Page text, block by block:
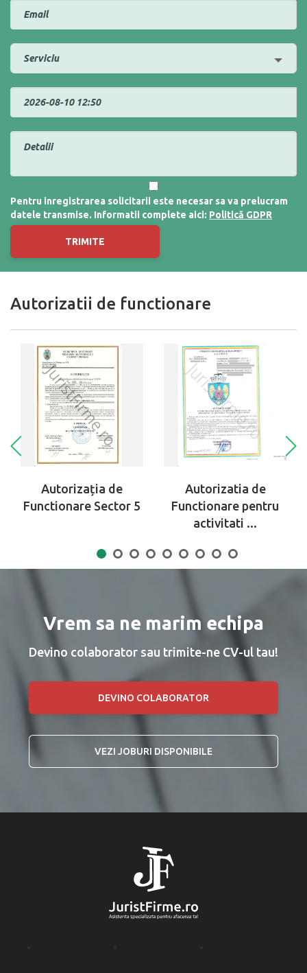
Pentru inregistrarea solicitarii este necesar sa va prelucram
datele transmise. Informatii complete aici: Politică GDPR
TRIMITE
Autorizatii de functionare
Autorizația de
Functionare Sector 5
Autorizatia de
Functionare pentru
activitati ...
Vrem sa ne marim echipa
Devino colaborator sau trimite-ne CV-ul tau!
DEVINO COLABORATOR
VEZI JOBURI DISPONIBILE